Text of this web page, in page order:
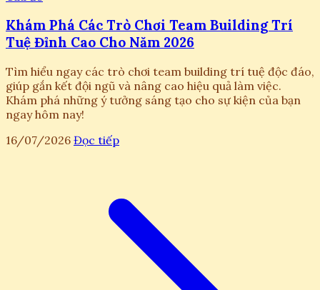
Khám Phá Các Trò Chơi Team Building Trí
Tuệ Đỉnh Cao Cho Năm 2026
Tìm hiểu ngay các trò chơi team building trí tuệ độc đáo,
giúp gắn kết đội ngũ và nâng cao hiệu quả làm việc.
Khám phá những ý tưởng sáng tạo cho sự kiện của bạn
ngay hôm nay!
16/07/2026 Đọc tiếp